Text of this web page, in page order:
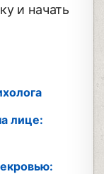
и начать
лице: